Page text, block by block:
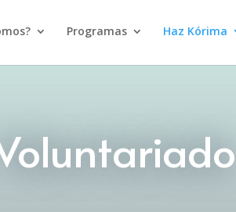
Programas Haz Kórima